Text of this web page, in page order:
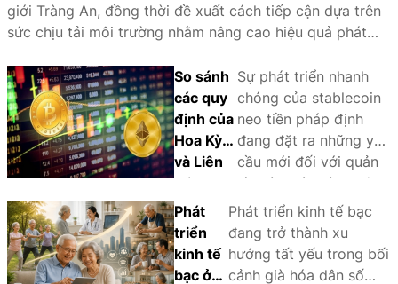
giới Tràng An, đồng thời đề xuất cách tiếp cận dựa trên
sức chịu tải môi trường nhằm nâng cao hiệu quả phát
So sánh
các quy
định của
Hoa Kỳ
và Liên
minh
châu Âu
đối với
stablecoin
neo tiền
Sự phát triển nhanh
chóng của stablecoin
neo tiền pháp định
đang đặt ra những yêu
cầu mới đối với quản
lý nhà nước và khuôn
khổ pháp lý. Thông
qua phân tích và so
sánh kinh nghiệm
quốc tế, bài viết làm
Phát
triển
kinh tế
bạc ở
Phát triển kinh tế bạc
đang trở thành xu
hướng tất yếu trong bối
cảnh già hóa dân số